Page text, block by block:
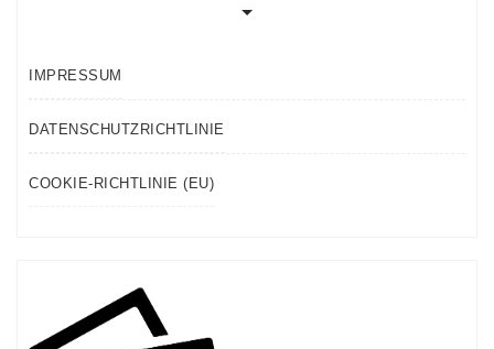
IMPRESSUM
DATENSCHUTZRICHTLINIE
COOKIE-RICHTLINIE (EU)